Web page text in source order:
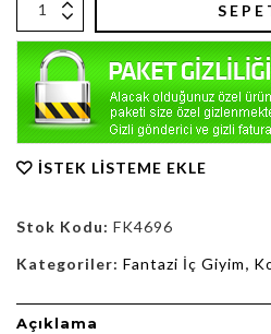
İSTEK LISTEME EKLE
Stok Kodu: FK4696
Kategoriler: Fantazi İç Giyim,
Açıklama